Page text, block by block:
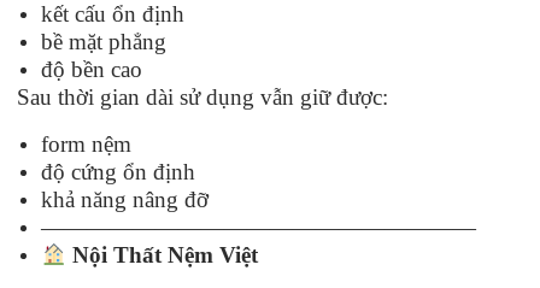
kết cấu ổn định
bề mặt phẳng
độ bền cao
Sau thời gian dài sử dụng vẫn giữ được:
form nệm
độ cứng ổn định
khả năng nâng đỡ
———————————————————
Nội Thất Nệm Việt